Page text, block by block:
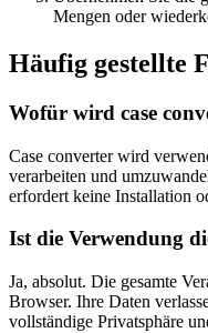
Mengen oder
Häufig gestellte
Wofür wird case
Case converter wird
verarbeiten und
erfordert keine Installation
Ist die Verwendung
Ja, absolut. Die gesamte
Browser. Ihre Daten
vollständige Privatsphäre